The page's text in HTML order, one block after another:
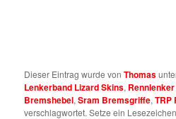
Dieser Eintrag wurde vonThomas
Lenkerband Lizard Skins,
Bremshebel,Sram Bremsgriffe,TRP
verschlagwortet. Setze ein